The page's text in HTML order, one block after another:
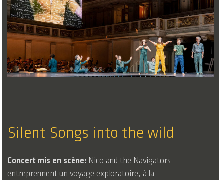
Silent Songs into the wild
Concert mis en scène: Nico and the Navigators
entreprennent un voyage exploratoire, à la